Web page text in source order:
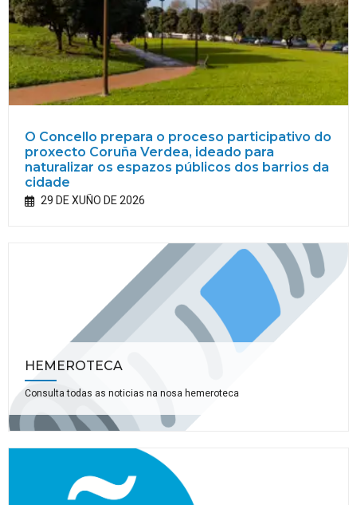
O Concello prepara o proceso participativo do
proxecto Coruña Verdea, ideado para
naturalizar os espazos públicos dos barrios da
cidade
29 DE XUÑO DE 2026
HEMEROTECA
Consulta todas as noticias na nosa hemeroteca